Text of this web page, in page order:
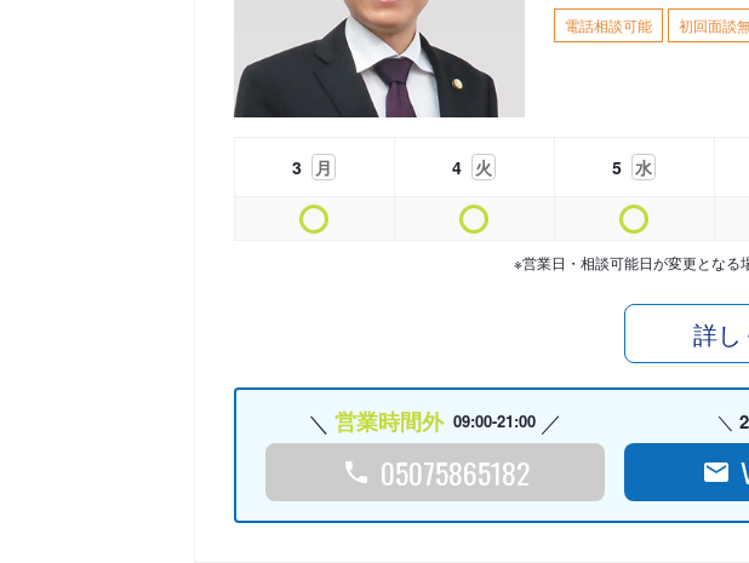
電話相談可能
初回面談
3 月 4 火 5 水
※営業日・相談可能日が変更となる
詳し
営業時間外 09:00-21:00
05075865182